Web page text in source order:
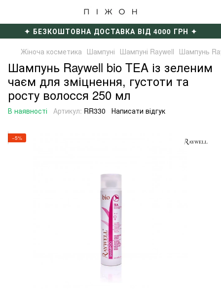
✦ БЕЗКОШТОВНА ДОСТАВКА ВІД 4000 ГРН ✦
Жіноча косметика Шампуні Шампуні Raywell Шампунь
Шампунь Raywell bio TEA із зеленим
чаєм для зміцнення, густоти та
росту волосся 250 мл
В наявності Артикул: RR330 Написати відгук
−5%